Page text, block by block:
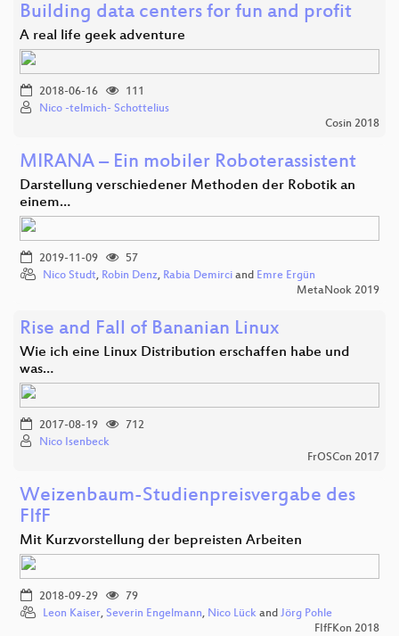
Building data centers for fun and profit
A real life geek adventure
2018-06-16
111
Nico -telmich- Schottelius
Cosin 2018
MIRANA – Ein mobiler Roboterassistent
Darstellung verschiedener Methoden der Robotik an
einem…
2019-11-09
57
Nico Studt, Robin Denz, Rabia Demirci and Emre Ergün
MetaNook 2019
Rise and Fall of Bananian Linux
Wie ich eine Linux Distribution erschaffen habe und
was…
2017-08-19
712
Nico Isenbeck
FrOSCon 2017
Weizenbaum-Studienpreisvergabe des
FIfF
Mit Kurzvorstellung der bepreisten Arbeiten
2018-09-29
79
Leon Kaiser, Severin Engelmann, Nico Lück and Jörg Pohle
FIfFKon 2018